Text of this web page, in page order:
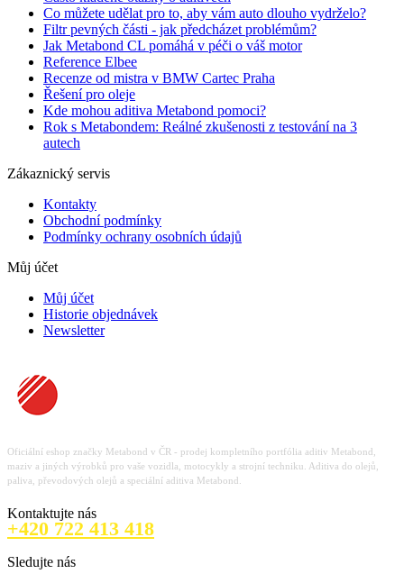
Co můžete udělat pro to, aby vám auto dlouho vydrželo?
Filtr pevných části - jak předcházet problémům?
Jak Metabond CL pomáhá v péči o váš motor
Reference Elbee
Recenze od mistra v BMW Cartec Praha
Řešení pro oleje
Kde mohou aditiva Metabond pomoci?
Rok s Metabondem: Reálné zkušenosti z testování na 3
autech
Zákaznický servis
Kontakty
Obchodní podmínky
Podmínky ochrany osobních údajů
Můj účet
Můj účet
Historie objednávek
Newsletter
Oficiální eshop značky Metabond v ČR - prodej kompletního portfólia aditiv Metabond,
maziv a jiných výrobků pro vaše vozidla, motocykly a strojní techniku. Aditiva do olejů,
paliva, převodových olejů a speciální aditiva Metabond.
Kontaktujte nás
+420 722 413 418
Sledujte nás